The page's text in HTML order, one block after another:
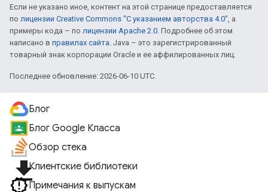
Если не указано иное, контент на этой странице предоставляется
по лицензии Creative Commons "С указанием авторства 4.0", а
примеры кода – по лицензии Apache 2.0. Подробнее об этом
написано в правилах сайта. Java – это зарегистрированный
товарный знак корпорации Oracle и ее аффилированных лиц.
Последнее обновление: 2026-06-10 UTC.
Блог
Блог Google Класса
Обзор стека
file_downloadКлиентские библиотеки
Примечания к выпускам